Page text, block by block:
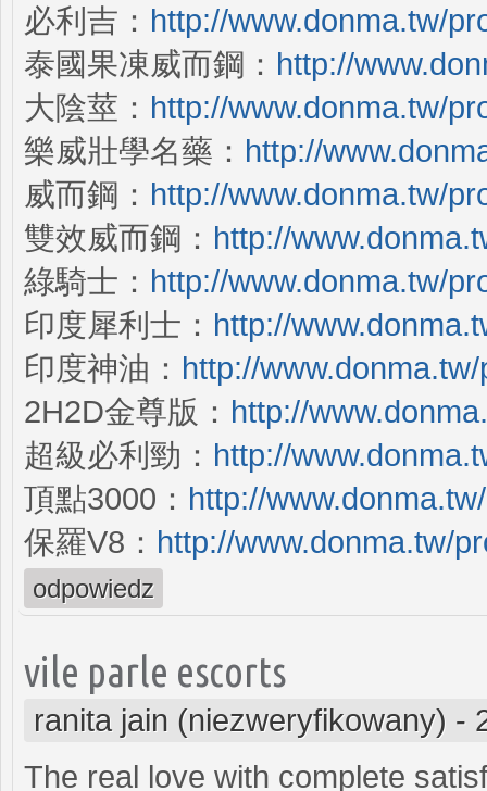
必利吉： http://www.donma.tw/
泰國果凍威而鋼： http://
大陰莖： http://www.donma.tw/
樂威壯學名藥： http://
威而鋼： http://www.donma.tw/
雙效威而鋼： http://
綠騎士： http://www.donma.tw/
印度犀利士： http://
印度神油： http://
2H2D金尊版： http://
超級必利勁： http://
頂點3000： http://
保羅V8： http://www.donma.tw/
odpowiedz
vile parle escorts
ranita jain (niezweryfikowany) -
The real love with complete